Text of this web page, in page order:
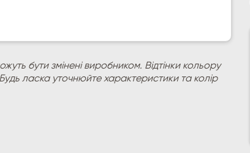
бути змінені виробником. Відтінки кольору
ласка уточнюйте характеристики та колір